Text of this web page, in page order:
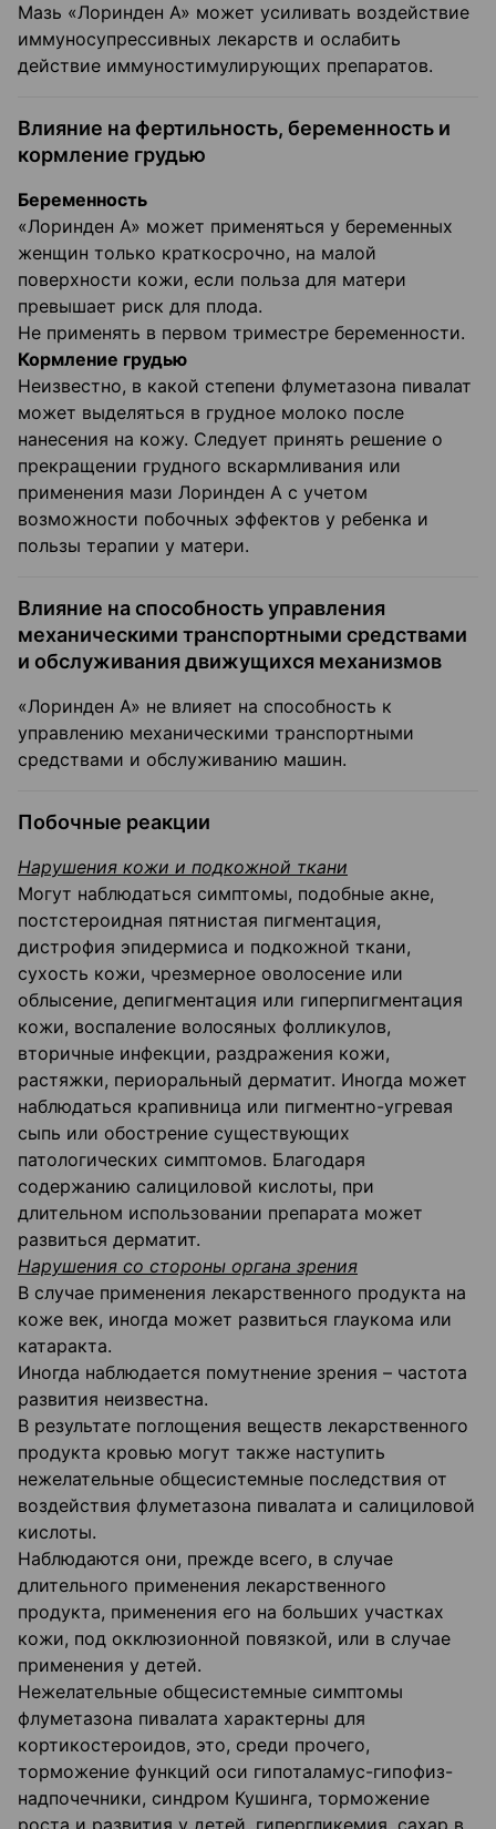
Мазь «Лоринден А» может усиливать воздействие
иммуносупрессивных лекарств и ослабить
действие иммуностимулирующих препаратов.
Влияние на фертильность, беременность и
кормление грудью
Беременность
«Лоринден А» может применяться у беременных
женщин только краткосрочно, на малой
поверхности кожи, если польза для матери
превышает риск для плода.
Не применять в первом триместре беременности.
Кормление грудью
Неизвестно, в какой степени флуметазона пивалат
может выделяться в грудное молоко после
нанесения на кожу. Следует принять решение о
прекращении грудного вскармливания или
применения мази Лоринден А с учетом
возможности побочных эффектов у ребенка и
пользы терапии у матери.
Влияние на способность управления
механическими транспортными средствами
и обслуживания движущихся механизмов
«Лоринден А» не влияет на способность к
управлению механическими транспортными
средствами и обслуживанию машин.
Побочные реакции
Нарушения кожи и подкожной ткани
Могут наблюдаться симптомы, подобные акне,
постстероидная пятнистая пигментация,
дистрофия эпидермиса и подкожной ткани,
сухость кожи, чрезмерное оволосение или
облысение, депигментация или гиперпигментация
кожи, воспаление волосяных фолликулов,
вторичные инфекции, раздражения кожи,
растяжки, периоральный дерматит. Иногда может
наблюдаться крапивница или пигментно-угревая
сыпь или обострение существующих
патологических симптомов. Благодаря
содержанию салициловой кислоты, при
длительном использовании препарата может
развиться дерматит.
Нарушения со стороны органа зрения
В случае применения лекарственного продукта на
коже век, иногда может развиться глаукома или
катаракта.
Иногда наблюдается помутнение зрения – частота
развития неизвестна.
В результате поглощения веществ лекарственного
продукта кровью могут также наступить
нежелательные общесистемные последствия от
воздействия флуметазона пивалата и салициловой
кислоты.
Наблюдаются они, прежде всего, в случае
длительного применения лекарственного
продукта, применения его на больших участках
кожи, под окклюзионной повязкой, или в случае
применения у детей.
Нежелательные общесистемные симптомы
флуметазона пивалата характерны для
кортикостероидов, это, среди прочего,
торможение функций оси гипоталамус-гипофиз-
надпочечники, синдром Кушинга, торможение